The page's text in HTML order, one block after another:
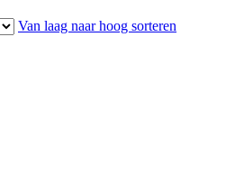
Van laag naar hoog sorteren